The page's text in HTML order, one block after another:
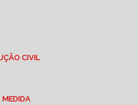
CIVIL
MEDIDA